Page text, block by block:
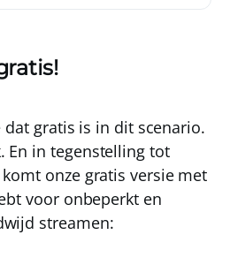
dat gratis is in dit scenario.
. En in tegenstelling tot
komt onze gratis versie met
voor onbeperkt en
streamen: